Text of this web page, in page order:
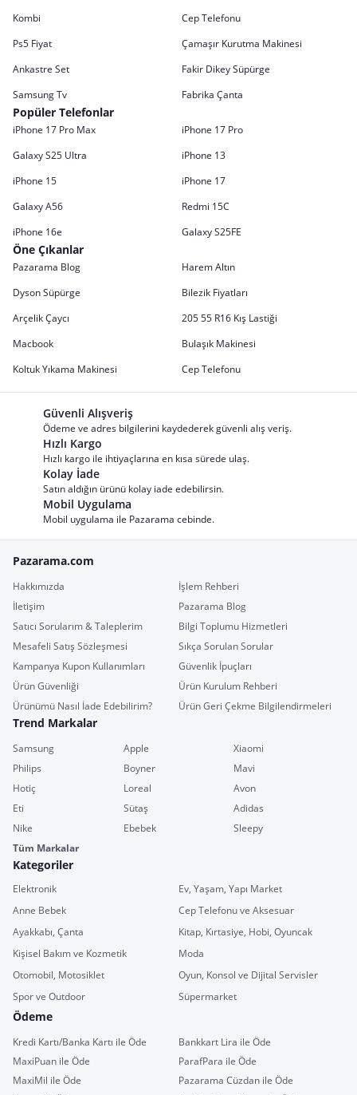
Kombi
Cep Telefonu
Ps5 Fiyat
Çamaşır Kurutma Makinesi
Ankastre Set
Fakir Dikey Süpürge
Samsung Tv
Fabrika Çanta
Popüler Telefonlar
iPhone 17 Pro Max
iPhone 17 Pro
Galaxy S25 Ultra
iPhone 13
iPhone 15
iPhone 17
Galaxy A56
Redmi 15C
iPhone 16e
Galaxy S25FE
Öne Çıkanlar
Pazarama Blog
Harem Altın
Dyson Süpürge
Bilezik Fiyatları
Arçelik Çaycı
205 55 R16 Kış Lastiği
Macbook
Bulaşık Makinesi
Koltuk Yıkama Makinesi
Cep Telefonu
Güvenli Alışveriş
Ödeme ve adres bilgilerini kaydederek güvenli alış veriş.
Hızlı Kargo
Hızlı kargo ile ihtiyaçlarına en kısa sürede ulaş.
Kolay İade
Satın aldığın ürünü kolay iade edebilirsin.
Mobil Uygulama
Mobil uygulama ile Pazarama cebinde.
Pazarama.com
Hakkımızda
İşlem Rehberi
İletişim
Pazarama Blog
Satıcı Sorularım & Taleplerim
Bilgi Toplumu Hizmetleri
Mesafeli Satış Sözleşmesi
Sıkça Sorulan Sorular
Kampanya Kupon Kullanımları
Güvenlik İpuçları
Ürün Güvenliği
Ürün Kurulum Rehberi
Ürünümü Nasıl İade Edebilirim?
Ürün Geri Çekme Bilgilendirmeleri
Trend Markalar
Samsung Apple
Xiaomi
Philips
Boyner
Mavi
Hotiç
Loreal
Avon
Eti
Sütaş
Adidas
Nike
Ebebek
Sleepy
Tüm Markalar
Kategoriler
Elektronik
Ev, Yaşam, Yapı Market
Anne Bebek
Cep Telefonu ve Aksesuar
Ayakkabı, Çanta
Kitap, Kırtasiye, Hobi, Oyuncak
Kişisel Bakım ve Kozmetik
Moda
Otomobil, Motosiklet
Oyun, Konsol ve Dijital Servisler
Spor ve Outdoor
Süpermarket
Ödeme
Kredi Kartı/Banka Kartı ile Öde
Bankkart Lira ile Öde
MaxiPuan ile Öde
ParafPara ile Öde
MaxiMil ile Öde
Pazarama Cüzdan ile Öde